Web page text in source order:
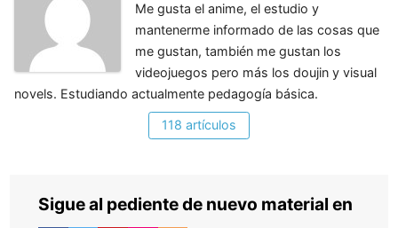
Me gusta el anime, el estudio y
mantenerme informado de las cosas que
me gustan, también me gustan los
videojuegos pero más los doujin y visual
novels. Estudiando actualmente pedagogía básica.
118 artículos
Sigue al pediente de nuevo material en